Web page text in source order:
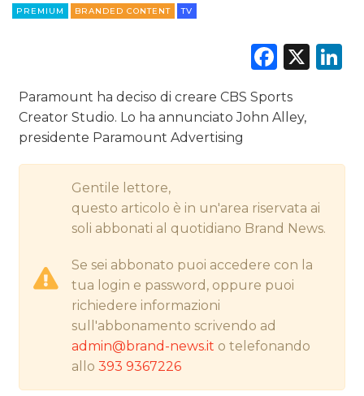
RADIO / AUDIO
DATI
RICERCHE
PREVISIONI/SCENARI
NORMATIVE
PREMIUM BRANDED CONTENT TV
X
Paramount ha deciso di creare CBS Sports
Creator Studio. Lo ha annunciato John Alley,
presidente Paramount Advertising
Gentile lettore,
questo articolo è in un'area riservata ai
soli abbonati al quotidiano Brand News.
Se sei abbonato puoi accedere con la
tua login e password, oppure puoi
richiedere informazioni
sull'abbonamento scrivendo ad
admin@brand-news.it o telefonando
allo393 9367226